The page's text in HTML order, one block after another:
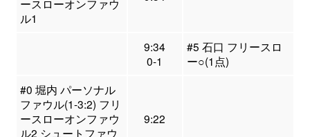
ースローオンファウ
ル1
9:34
0-1
#5 石口 フリースロ
ー○(1点)
#0 堀内 パーソナル
ファウル(1-3:2) フリ
ースローオンファウ
ル2 シュートファウ
9:22